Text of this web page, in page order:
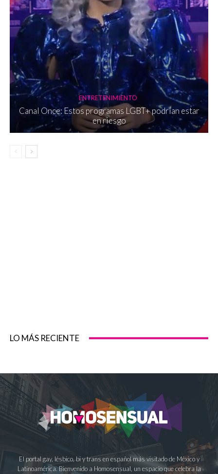
ENTRETENIMIENTO
Canal Once: Estos programas LGBT+ podrían estar
en riesgo
LO MÁS RECIENTE
El portal gay, lésbico, bi y trans en español más visitado de México y
Latinoamérica. Bienvenido a Homosensual, un espacio que celebra la